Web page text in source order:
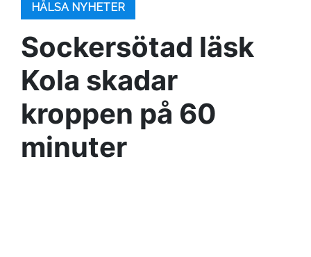
HÄLSA NYHETER
Sockersötad läsk
Kola skadar
kroppen på 60
minuter